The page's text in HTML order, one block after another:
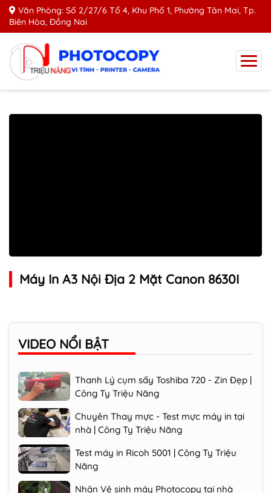
Văn Phòng: Số 2/27/6 Tổ 4, Khu Phố 1, Phường Tân Mai, Tp.
Biên Hòa, Đồng Nai
Máy In A3 Nội Địa 2 Mặt Canon 8630I
VIDEO NỔI BẬT
Nhận Vệ sinh máy Photocopy tại nhà
nhanh chóng | Công Ty Triệu Năng
Thanh Lý cụm sấy Toshiba 720 - Zin Đẹp |
Công Ty Triệu Năng
Chuyên Thay mực - Test mực máy in tại
nhà | Công Ty Triệu Năng
Test máy in Ricoh 5001 | Công Ty Triệu
Năng
Nhận Vệ sinh máy Photocopy tại nhà